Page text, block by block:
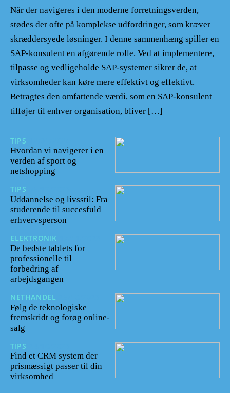
Når der navigeres i den moderne forretningsverden,
stødes der ofte på komplekse udfordringer, som kræver
skræddersyede løsninger. I denne sammenhæng spiller en
SAP-konsulent en afgørende rolle. Ved at implementere,
tilpasse og vedligeholde SAP-systemer sikrer de, at
virksomheder kan køre mere effektivt og effektivt.
Betragtes den omfattende værdi, som en SAP-konsulent
tilføjer til enhver organisation, bliver […]
TIPS
Hvordan vi navigerer i en
verden af sport og
netshopping
TIPS
Uddannelse og livsstil: Fra
studerende til succesfuld
erhvervsperson
ELEKTRONIK
De bedste tablets for
professionelle til
forbedring af
arbejdsgangen
NETHANDEL
Følg de teknologiske
fremskridt og forøg online-
salg
TIPS
Find et CRM system der
prismæssigt passer til din
virksomhed